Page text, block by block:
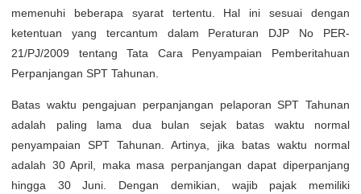
memenuhi beberapa syarat tertentu. Hal ini sesuai dengan
ketentuan yang tercantum dalam Peraturan DJP No PER-
21/PJ/2009 tentang Tata Cara Penyampaian Pemberitahuan
Perpanjangan SPT Tahunan.
Batas waktu pengajuan perpanjangan pelaporan SPT Tahunan
adalah paling lama dua bulan sejak batas waktu normal
penyampaian SPT Tahunan. Artinya, jika batas waktu normal
adalah 30 April, maka masa perpanjangan dapat diperpanjang
hingga 30 Juni. Dengan demikian, wajib pajak memiliki